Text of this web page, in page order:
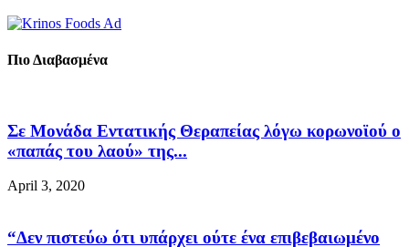
Πιο Διαβασμένα
Σε Μονάδα Εντατικής Θεραπείας λόγω κορωνοϊού ο
«παπάς του λαού» της...
April 3, 2020
“Δεν πιστεύω ότι υπάρχει ούτε ένα επιβεβαιωμένο